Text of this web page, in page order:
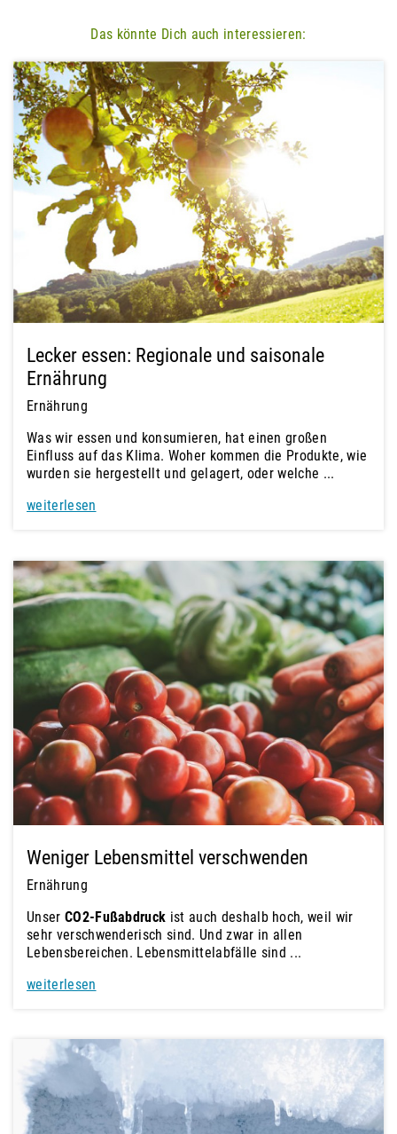
Das könnte Dich auch interessieren:
Lecker essen: Regionale und saisonale
Ernährung
Ernährung
Was wir essen und konsumieren, hat einen großen
Einfluss auf das Klima. Woher kommen die Produkte, wie
wurden sie hergestellt und gelagert, oder welche ...
weiterlesen
Weniger Lebensmittel verschwenden
Ernährung
Unser CO2-Fußabdruck ist auch deshalb hoch, weil wir
sehr verschwenderisch sind. Und zwar in allen
Lebensbereichen. Lebensmittelabfälle sind ...
weiterlesen